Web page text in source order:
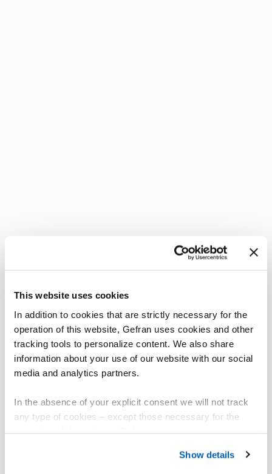
This website uses cookies
In addition to cookies that are strictly necessary for the
operation of this website, Gefran uses cookies and other
tracking tools to personalize content. We also share
information about your use of our website with our social
media and analytics partners.
In the absence of your explicit consent we will not track
any type of cookies – except those necessary for the
Gefran - Cookie
Show details